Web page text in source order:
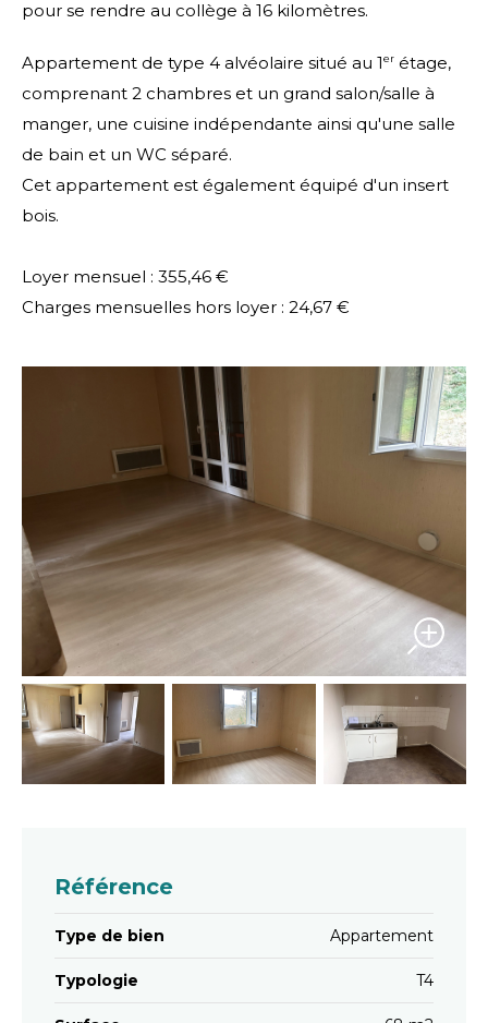
pour se rendre au collège à 16 kilomètres.
Appartement de type 4 alvéolaire situé au 1er étage,
comprenant 2 chambres et un grand salon/salle à
manger, une cuisine indépendante ainsi qu'une salle
de bain et un WC séparé.
Cet appartement est également équipé d'un insert
bois.
Loyer mensuel : 355,46 €
Charges mensuelles hors loyer : 24,67 €
Référence
Type de bien Appartement
Typologie T4